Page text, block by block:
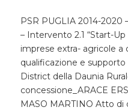
PSR PUGLIA 2014-2020
– Intervento 2.1 “Start-
imprese extra- agricole
qualificazione e supporto
District della Daunia
concessione_ARACE
MASO MARTINO Atto di